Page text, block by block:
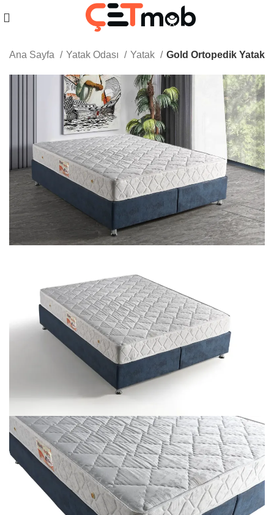
Ana Sayfa Yatak Odası Yatak Gold Ortopedik Yatak